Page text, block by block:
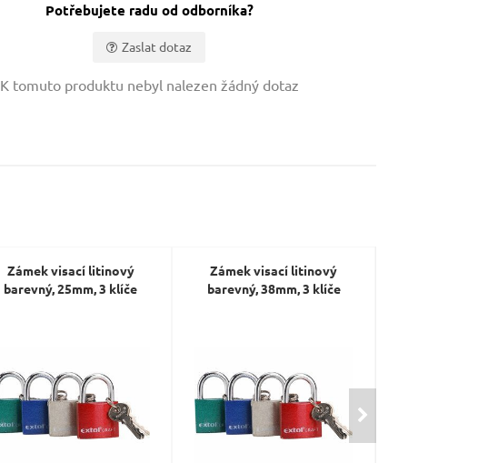
Potřebujete radu od odborníka?
Zaslat dotaz
K tomuto produktu nebyl nalezen žádný dotaz
Zámek visací litinový
barevný, 25mm, 3 klíče
Zámek visací litinový
barevný, 38mm, 3 klíče